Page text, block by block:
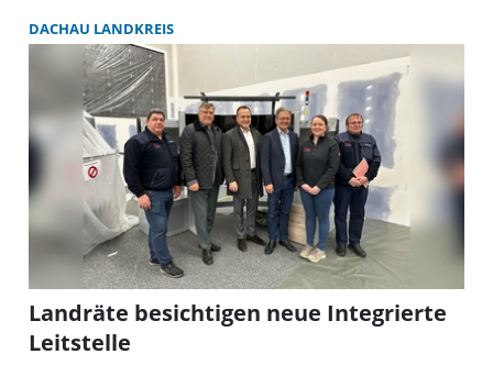
DACHAU LANDKREIS
Landräte besichtigen neue Integrierte
Leitstelle